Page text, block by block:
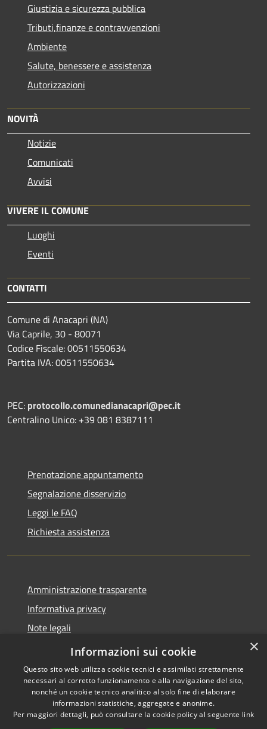
Giustizia e sicurezza pubblica
Tributi,finanze e contravvenzioni
Ambiente
Salute, benessere e assistenza
Autorizzazioni
NOVITÀ
Notizie
Comunicati
Avvisi
VIVERE IL COMUNE
Luoghi
Eventi
CONTATTI
Comune di Anacapri (NA)
Via Caprile, 30 - 80071
Codice Fiscale: 00511550634
Partita IVA: 00511550634
PEC: protocollo.comunedianacapri@pec.it
Centralino Unico: +39 081 8387111
Prenotazione appuntamento
Segnalazione disservizio
Leggi le FAQ
Richiesta assistenza
Amministrazione trasparente
Informativa privacy
Note legali
Dichiarazione di accessibilità
Accessibilità
Copyright © 2026 • Comune di
Anacapri • Powered by
×
Informazioni sui cookie
Questo sito web utilizza cookie tecnici e assimilati strettamente
necessari al corretto funzionamento e alla navigazione del sito,
nonché un cookie tecnico analitico al solo fine di elaborare
informazioni statistiche, aggregate e anonime.
Per maggiori dettagli, può consultare la cookie policy al seguente link